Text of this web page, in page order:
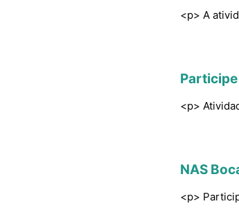
<p> A
<p>
NAS
<p>